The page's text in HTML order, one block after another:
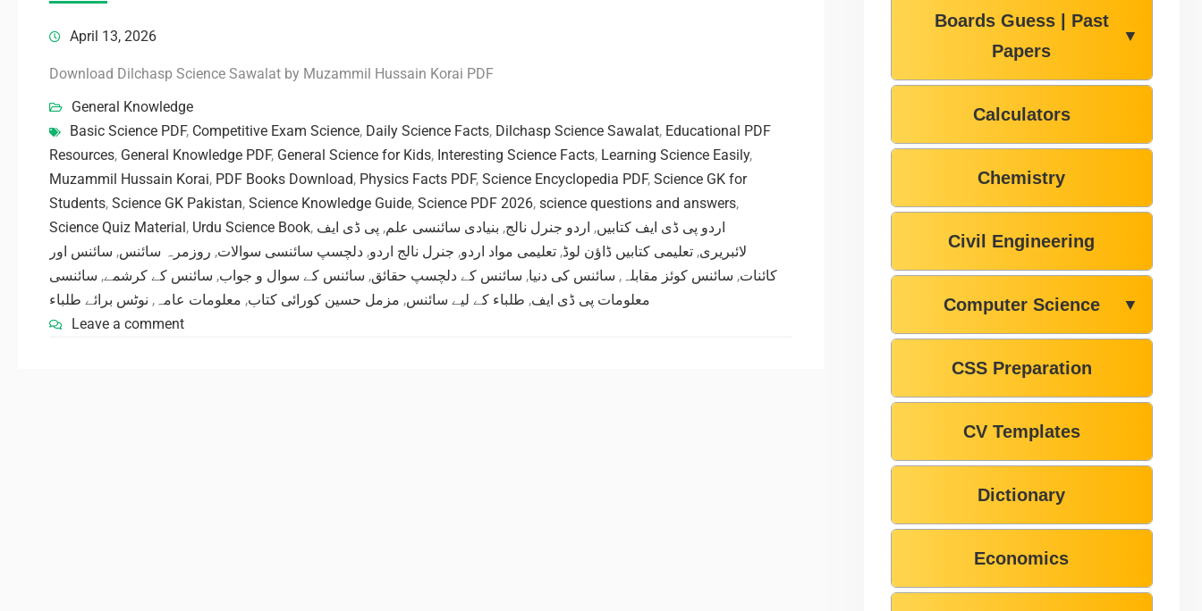
April 13, 2026
Download Dilchasp Science Sawalat by Muzammil Hussain Korai PDF
General Knowledge
Basic Science PDF, Competitive Exam Science, Daily Science Facts, Dilchasp Science Sawalat, Educational PDF
Resources, General Knowledge PDF, General Science for Kids, Interesting Science Facts, Learning Science Easily,
Muzammil Hussain Korai, PDF Books Download, Physics Facts PDF, Science Encyclopedia PDF, Science GK for
Students, Science GK Pakistan, Science Knowledge Guide, Science PDF 2026, science questions and answers,
Science Quiz Material, Urdu Science Book, اردو پی ڈی ایف کتابیں, اردو جنرل نالج, بنیادی سائنسی علم, پی ڈی ایف
لائبریری, تعلیمی کتابیں ڈاؤن لوڈ, تعلیمی مواد اردو, جنرل نالج اردو, دلچسپ سائنسی سوالات, روزمرہ سائنس, سائنس اور
کائنات, سائنس کوئز مقابلہ , سائنس کی دنیا, سائنس کے دلچسپ حقائق, سائنس کے سوال و جواب, سائنس کے کرشمے, سائنسی
معلومات پی ڈی ایف, طلباء کے لیے سائنس, مزمل حسین کورائی کتاب, معلومات عامہ , نوٹس برائے طلباء
Leave a comment
Boards Guess | Past
Papers
▼
Calculators
Chemistry
Civil Engineering
Computer Science ▼
CSS Preparation
CV Templates
Dictionary
Economics